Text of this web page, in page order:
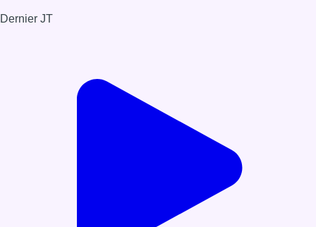
Dernier JT